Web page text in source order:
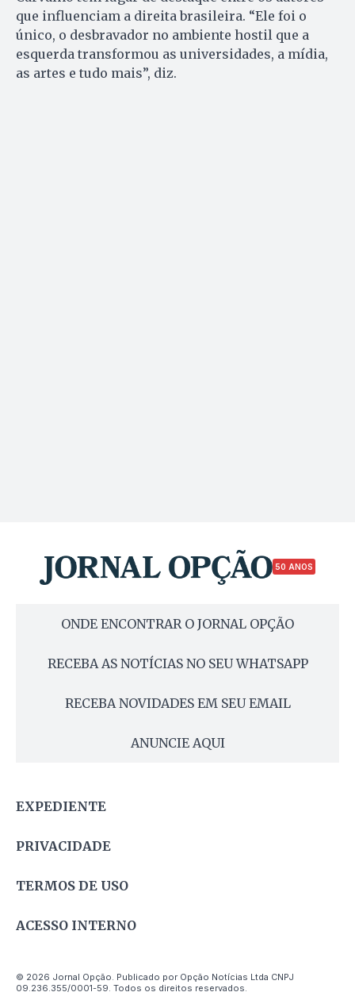
que influenciam a direita brasileira. “Ele foi o
único, o desbravador no ambiente hostil que a
esquerda transformou as universidades, a mídia,
as artes e tudo mais”, diz.
50 ANOS
ONDE ENCONTRAR O JORNAL OPÇÃO
RECEBA AS NOTÍCIAS NO SEU WHATSAPP
RECEBA NOVIDADES EM SEU EMAIL
ANUNCIE AQUI
EXPEDIENTE
PRIVACIDADE
TERMOS DE USO
ACESSO INTERNO
© 2026 Jornal Opção. Publicado por Opção Notícias Ltda CNPJ
09.236.355/0001-59. Todos os direitos reservados.